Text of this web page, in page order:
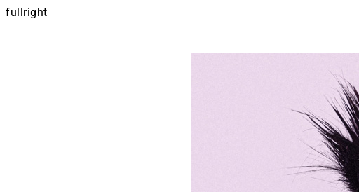
fullright